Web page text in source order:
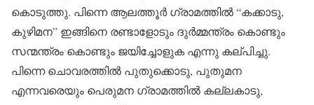
കൊടുത്തു. പിന്നെ ആലത്തൂർ ഗ്രാമത്തിൽ “കക്കാടു,
കുഴിമന” ഇങ്ങിനെ രണ്ടാളോടും ദുർമ്മന്ത്രം കൊണ്ടും
സന്മന്ത്രം കൊണ്ടും ജയിച്ചോളുക എന്നു കല്പിച്ചു.
പിന്നെ ചൊവരത്തിൽ പുതുക്കൊടു, പുതുമന
എന്നവരെയും പെരുമന ഗ്രാമത്തിൽ കല്ലകാടു,